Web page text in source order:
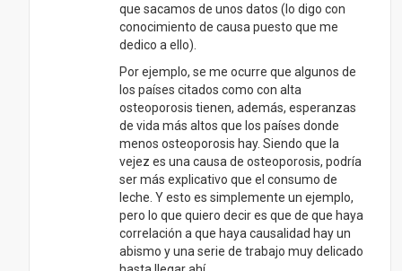
que sacamos de unos datos (lo digo con
conocimiento de causa puesto que me
dedico a ello).
Por ejemplo, se me ocurre que algunos de
los países citados como con alta
osteoporosis tienen, además, esperanzas
de vida más altos que los países donde
menos osteoporosis hay. Siendo que la
vejez es una causa de osteoporosis, podría
ser más explicativo que el consumo de
leche. Y esto es simplemente un ejemplo,
pero lo que quiero decir es que de que haya
correlación a que haya causalidad hay un
abismo y una serie de trabajo muy delicado